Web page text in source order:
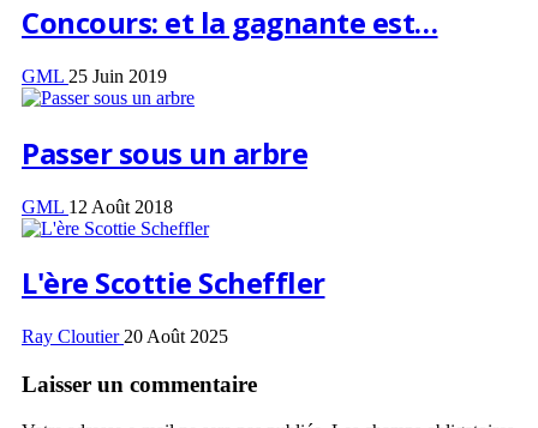
Concours: et la gagnante est…
GML 25 Juin 2019
Passer sous un arbre
GML 12 Août 2018
L'ère Scottie Scheffler
Ray Cloutier 20 Août 2025
Laisser un commentaire